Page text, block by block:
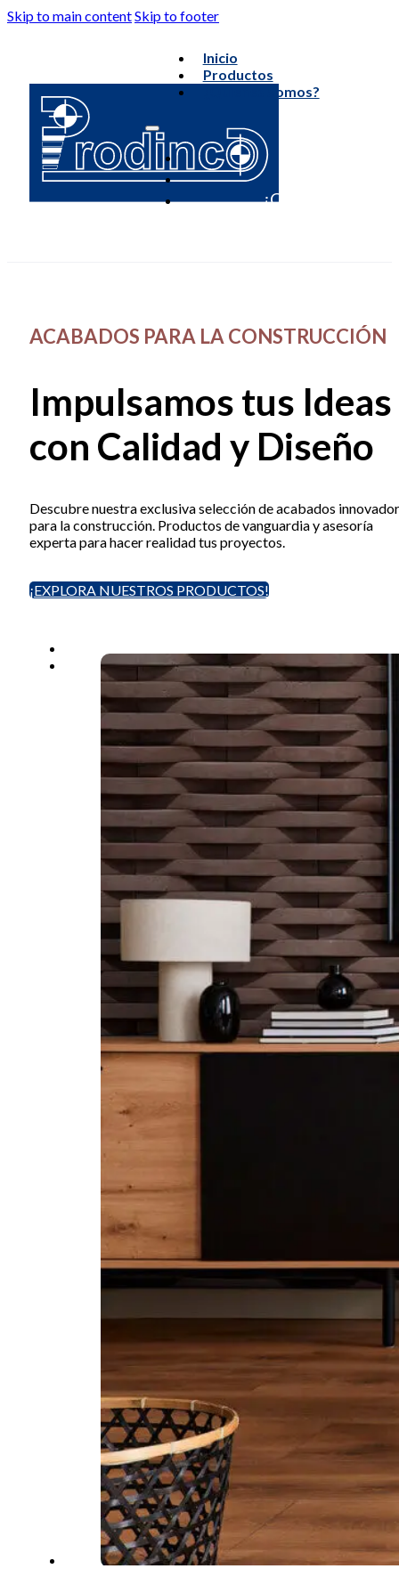
Skip to main contentSkip to footer
Inicio
Productos
¿Quienes Somos?
¿Quienes
ACABADOS PARA LA CONSTRUCCIÓN
Impulsamos tus Ideas
con Calidad y Diseño
Descubre nuestra exclusiva selección de acabados
para la construcción. Productos de vanguardia y asesoría
experta para hacer realidad tus proyectos.
¡EXPLORA NUESTROS PRODUCTOS!